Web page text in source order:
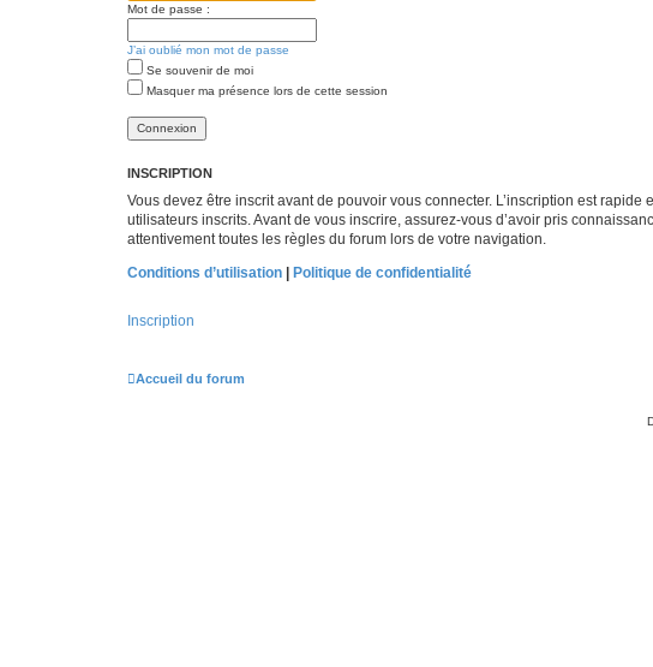
Mot de passe :
J’ai oublié mon mot de passe
Se souvenir de moi
Masquer ma présence lors de cette session
INSCRIPTION
Vous devez être inscrit avant de pouvoir vous connecter. L’inscription est
utilisateurs inscrits. Avant de vous inscrire, assurez-vous d’avoir pris
attentivement toutes les règles du forum lors de votre navigation.
Conditions d’utilisation
Politique de confidentialité
Inscription
Accueil du forum